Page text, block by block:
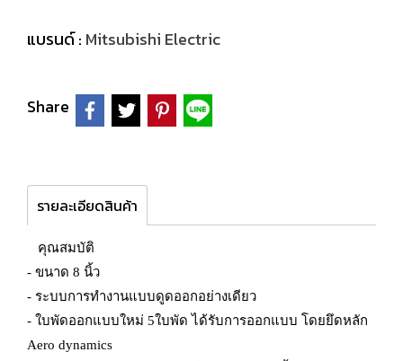
แบรนด์ : Mitsubishi Electric
Share
รายละเอียดสินค้า
คุณสมบัติ
- ขนาด 8 นิ้ว
- ระบบการทำงานแบบดูดออกอย่างเดียว
- ใบพัดออกแบบใหม่ 5ใบพัด ได้รับการออกแบบ โดยยึดหลัก
Aero dynamics